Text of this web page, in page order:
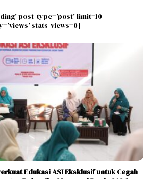
post_type=’post’ limit=10
stats_views=0]
Edukasi ASI Eksklusif untuk Cegah